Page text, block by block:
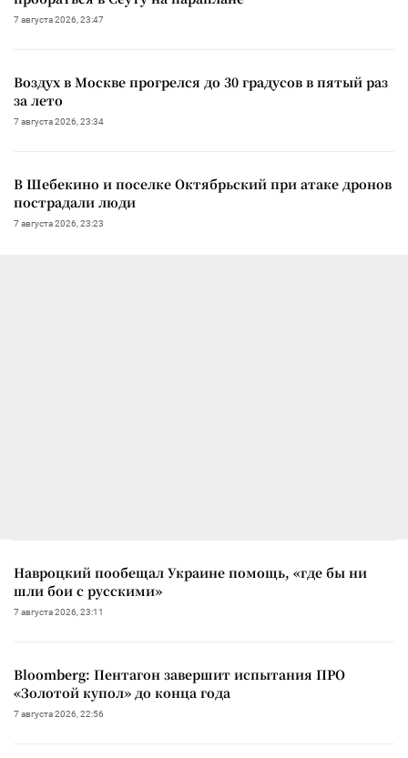
7 августа 2026, 23:47
Воздух в Москве прогрелся до 30 градусов в пятый раз
за лето
7 августа 2026, 23:34
В Шебекино и поселке Октябрьский при атаке дронов
пострадали люди
7 августа 2026, 23:23
Навроцкий пообещал Украине помощь, «где бы ни
шли бои с русскими»
7 августа 2026, 23:11
Bloomberg: Пентагон завершит испытания ПРО
«Золотой купол» до конца года
7 августа 2026, 22:56